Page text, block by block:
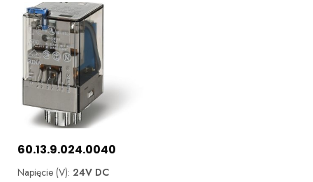
60.13.9.024.0040
Napięcie (V): 24V DC